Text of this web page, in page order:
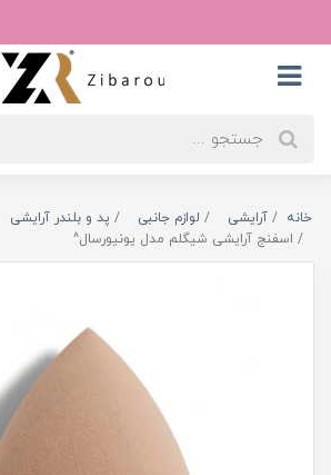
خانه آرایشی لوازم جانبی
پد و بلندر آرایشی
اسفنج آرایشی شیگلم مدل یونیورسال^